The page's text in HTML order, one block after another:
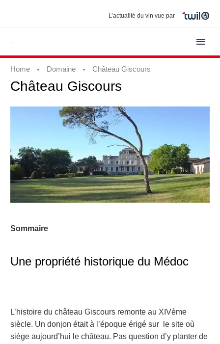
L’actualité du vin vue par
Home Domaine Château Giscours
Château Giscours
Sommaire
Une propriété historique du Médoc
L’histoire du château Giscours remonte au XIVème
siècle. Un donjon était à l’époque érigé sur le site où
siège aujourd’hui le château. Pas question d’y planter de